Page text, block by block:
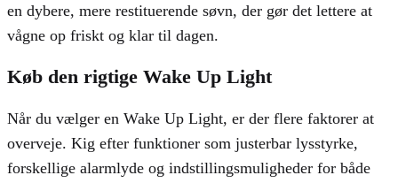
en dybere, mere restituerende søvn, der gør det lettere at
vågne op friskt og klar til dagen.
Køb den rigtige Wake Up Light
Når du vælger en Wake Up Light, er der flere faktorer at
overveje. Kig efter funktioner som justerbar lysstyrke,
forskellige alarmlyde og indstillingsmuligheder for både